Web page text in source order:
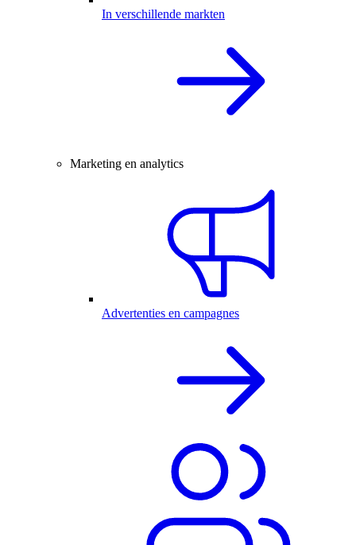
In verschillende markten
Marketing en analytics
Advertenties en campagnes